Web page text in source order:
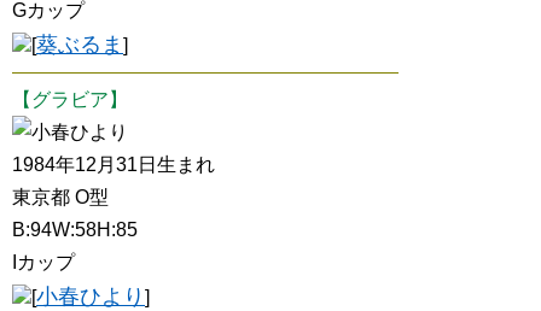
Gカップ
[葵ぶるま ]
【グラビア】
小春ひより
1984年12月31日生まれ
東京都 O型
B:94W:58H:85
Iカップ
[小春ひより ]